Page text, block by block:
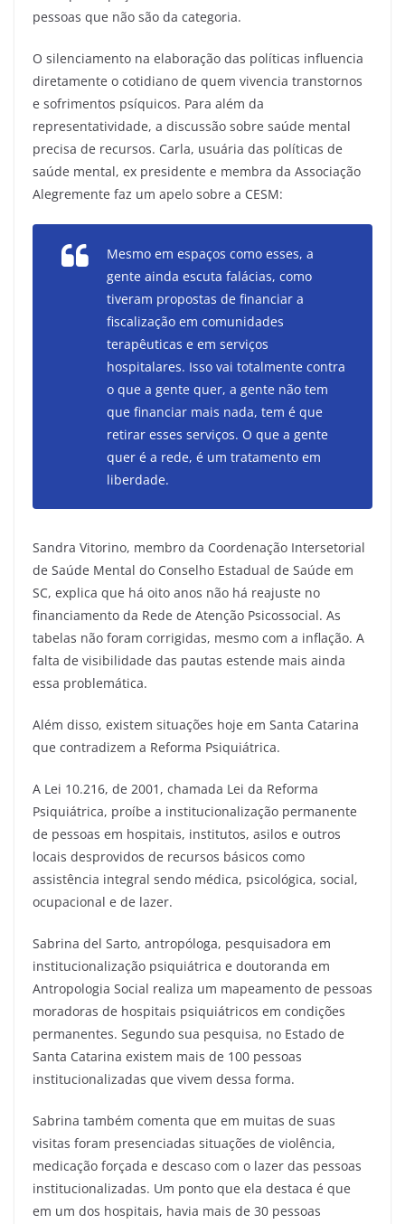
pessoas que não são da categoria.
O silenciamento na elaboração das políticas influencia
diretamente o cotidiano de quem vivencia transtornos
e sofrimentos psíquicos. Para além da
representatividade, a discussão sobre saúde mental
precisa de recursos. Carla, usuária das políticas de
saúde mental, ex presidente e membra da Associação
Alegremente faz um apelo sobre a CESM:
Mesmo em espaços como esses, a
gente ainda escuta falácias, como
tiveram propostas de financiar a
fiscalização em comunidades
terapêuticas e em serviços
hospitalares. Isso vai totalmente contra
o que a gente quer, a gente não tem
que financiar mais nada, tem é que
retirar esses serviços. O que a gente
quer é a rede, é um tratamento em
liberdade.
Sandra Vitorino, membro da Coordenação Intersetorial
de Saúde Mental do Conselho Estadual de Saúde em
SC, explica que há oito anos não há reajuste no
financiamento da Rede de Atenção Psicossocial. As
tabelas não foram corrigidas, mesmo com a inflação. A
falta de visibilidade das pautas estende mais ainda
essa problemática.
Além disso, existem situações hoje em Santa Catarina
que contradizem a Reforma Psiquiátrica.
A Lei 10.216, de 2001, chamada Lei da Reforma
Psiquiátrica, proíbe a institucionalização permanente
de pessoas em hospitais, institutos, asilos e outros
locais desprovidos de recursos básicos como
assistência integral sendo médica, psicológica, social,
ocupacional e de lazer.
Sabrina del Sarto, antropóloga, pesquisadora em
institucionalização psiquiátrica e doutoranda em
Antropologia Social realiza um mapeamento de pessoas
moradoras de hospitais psiquiátricos em condições
permanentes. Segundo sua pesquisa, no Estado de
Santa Catarina existem mais de 100 pessoas
institucionalizadas que vivem dessa forma.
Sabrina também comenta que em muitas de suas
visitas foram presenciadas situações de violência,
medicação forçada e descaso com o lazer das pessoas
institucionalizadas. Um ponto que ela destaca é que
em um dos hospitais, havia mais de 30 pessoas